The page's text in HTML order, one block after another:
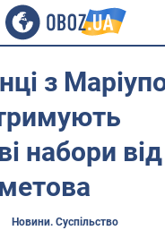
з
набори
Новини. Суспільство